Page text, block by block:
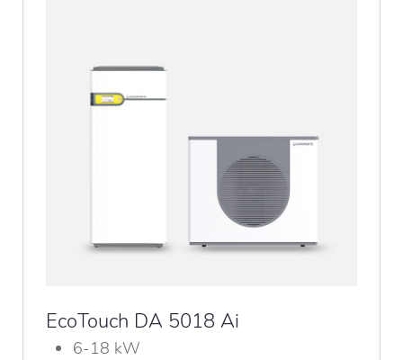
EcoTouch DA 5018 Ai
6-18 kW